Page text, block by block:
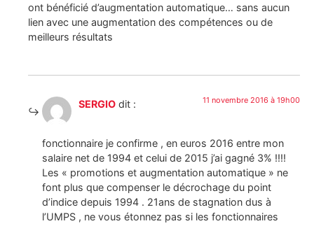
ont bénéficié d’augmentation automatique… sans aucun
lien avec une augmentation des compétences ou de
meilleurs résultats
SERGIO dit : 11 novembre 2016 à 19h00
fonctionnaire je confirme , en euros 2016 entre mon
salaire net de 1994 et celui de 2015 j’ai gagné 3% !!!!
Les « promotions et augmentation automatique » ne
font plus que compenser le décrochage du point
d’indice depuis 1994 . 21ans de stagnation dus à
l’UMPS , ne vous étonnez pas si les fonctionnaires